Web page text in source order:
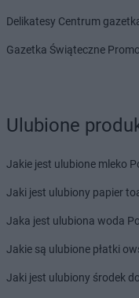
Delikatesy Centrum
Gazetka Świąteczne
Ulubione
Jakie jest ulubione mleko
Jaki jest ulubiony papier
Jaka jest ulubiona woda
Jakie są ulubione płatki
Jaki jest ulubiony środek